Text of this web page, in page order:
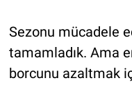
Sezonu mücadele
tamamladık. Ama
borcunu azaltmak